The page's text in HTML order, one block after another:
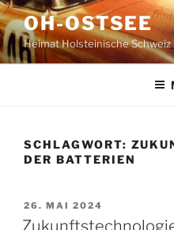
Zum
Inhalt
springen
OH-OSTSEE
Heimat Holsteinische
SCHLAGWORT:
DER BATTERIEN
VERÖFFENTLICHT
AM
26. MAI 2024